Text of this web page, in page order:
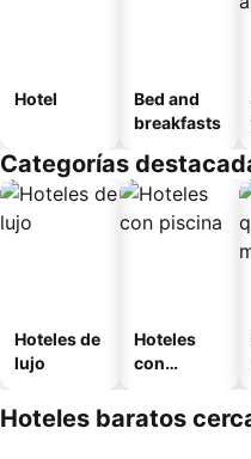
Hotel
Bed and
breakfasts
Categorías
Hoteles de
lujo
Hoteles
con
Hoteles baratos